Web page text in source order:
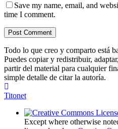
Save my name, email, and
time I comment.
Todo lo que creo y comparto está
Puedes copiar y redistribuir,
partir del material para cualquier
simple detalle de citar la autoría.
Titonet
Except where otherwise